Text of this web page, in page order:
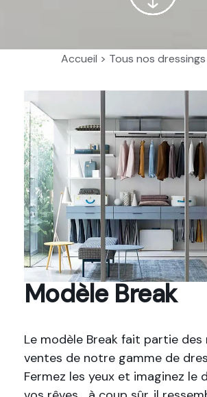
Accueil > Tous nos dressings
Modèle Break
Le modèle Break fait partie des
ventes de notre gamme de
Fermez les yeux et imaginez le